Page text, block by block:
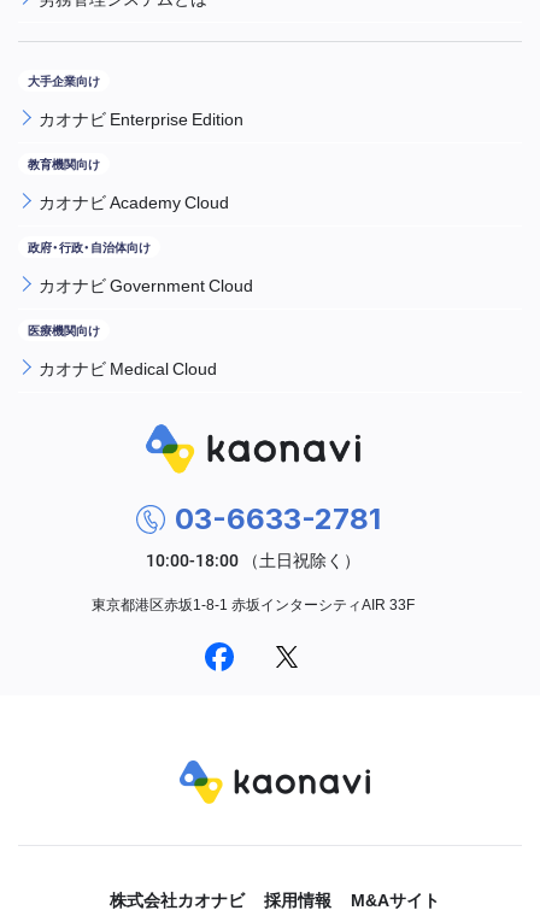
カオナビ Enterprise Edition
カオナビ Academy Cloud
カオナビ Government Cloud
カオナビ Medical Cloud
03-6633-2781
東京都港区赤坂1-8-1 赤坂インターシティAIR 33F
株式会社カオナビ 採用情報 M&Aサイト